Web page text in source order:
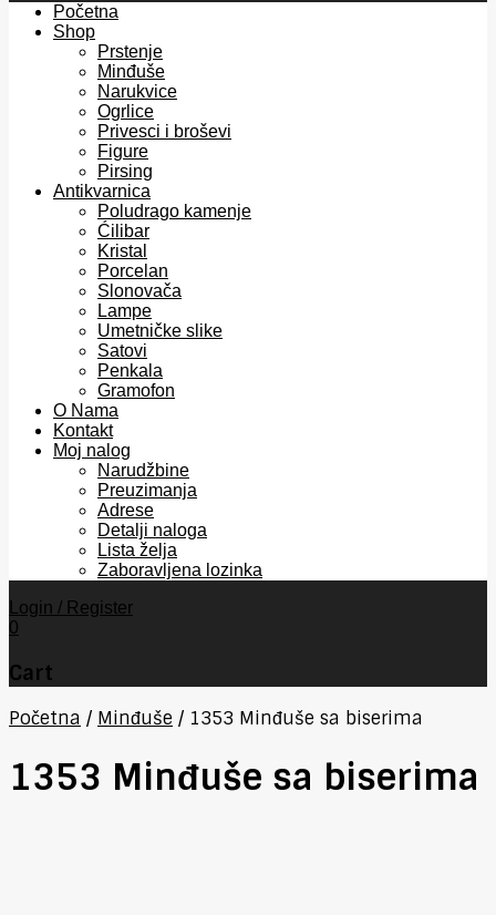
Početna
Shop
Prstenje
Minđuše
Narukvice
Ogrlice
Privesci i broševi
Figure
Pirsing
Antikvarnica
Poludrago kamenje
Ćilibar
Kristal
Porcelan
Slonovača
Lampe
Umetničke slike
Satovi
Penkala
Gramofon
O Nama
Kontakt
Moj nalog
Narudžbine
Preuzimanja
Adrese
Detalji naloga
Lista želja
Zaboravljena lozinka
Login / Register
0
Cart
Početna / Minđuše / 1353 Minđuše sa biserima
1353 Minđuše sa biserima